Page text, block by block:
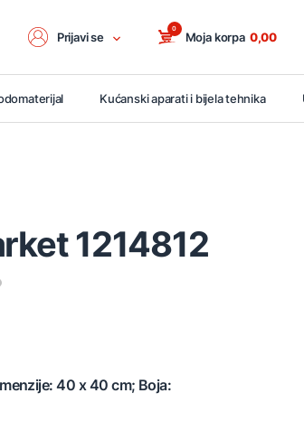
Prijavi se Moja korpa
0
0,00
Kućanski aparati i bijela tehnika
1214812
40 x 40 cm; Boja: